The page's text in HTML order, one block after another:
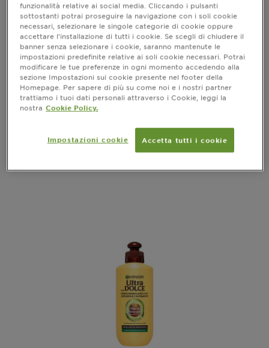
FRUCTIS - HYDRA-LISS
Maschera Fortificante
No reviews
ANTEPRIMA
funzionalità relative ai social media. Cliccando i pulsanti
sottostanti potrai proseguire la navigazione con i soli cookie
necessari, selezionare le singole categorie di cookie oppure
accettare l’installazione di tutti i cookie. Se scegli di chiudere il
banner senza selezionare i cookie, saranno mantenute le
impostazioni predefinite relative ai soli cookie necessari. Potrai
modificare le tue preferenze in ogni momento accedendo alla
sezione Impostazioni sui cookie presente nel footer della
Homepage. Per sapere di più su come noi e i nostri partner
trattiamo i tuoi dati personali attraverso i Cookie, leggi la
nostra Cookie Policy.
Impostazioni cookie Accetta tutti i cookie